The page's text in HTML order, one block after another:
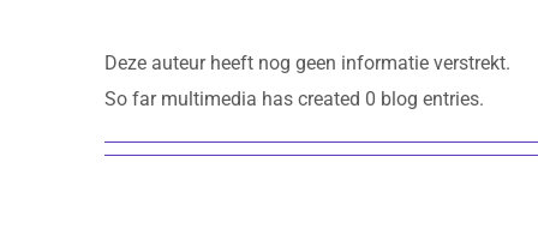
Deze auteur heeft nog geen informatie verstrekt.
So far multimedia has created 0 blog entries.